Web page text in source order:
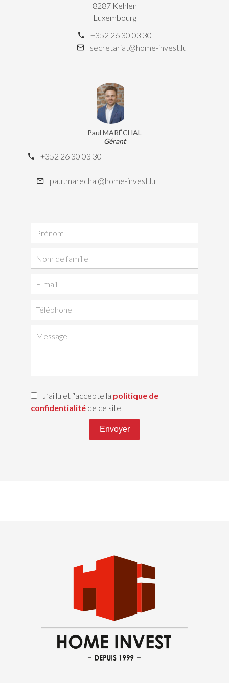
8287 Kehlen
Luxembourg
+352 26 30 03 30
secretariat@home-invest.lu
Paul MARÉCHAL
Gérant
+352 26 30 03 30
paul.marechal@home-invest.lu
J’ai lu et j'accepte la politique de
confidentialité de ce site
Envoyer